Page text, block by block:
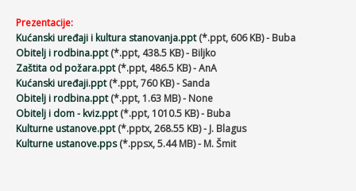
Prezentacije:
Kućanski uređaji i kultura stanovanja.ppt(*.ppt, 606 KB) - Buba
Obitelj i rodbina.ppt(*.ppt, 438.5 KB) - Biljko
Zaštita od požara.ppt(*.ppt, 486.5 KB) - AnA
Kućanski uređaji.ppt(*.ppt, 760 KB) - Sanda
Obitelj i rodbina.ppt(*.ppt, 1.63 MB) - None
Obitelj i dom - kviz.ppt(*.ppt, 1010.5 KB) - Buba
Kulturne ustanove.ppt(*.pptx, 268.55 KB) - J. Blagus
Kulturne ustanove.pps(*.ppsx, 5.44 MB) - M. Šmit